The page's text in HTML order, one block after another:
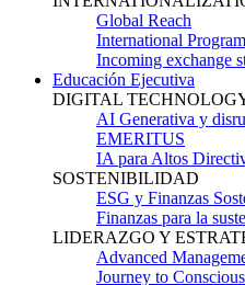
Global Reach
International
Incoming exchange
Educación Ejecutiva
DIGITAL
AI Generativa y
EMERITUS
IA para Altos
SOSTENIBILIDAD
ESG y Finanzas
Finanzas para la
LIDERAZGO Y
Advanced
Journey to